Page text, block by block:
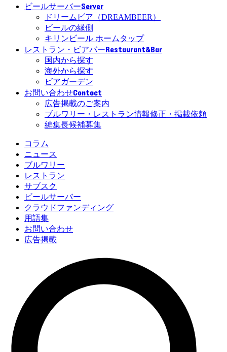
ビールサーバーServer
ドリームビア（DREAMBEER）
ビールの縁側
キリンビール ホームタップ
レストラン・ビアバーRestaurant&Bar
国内から探す
海外から探す
ビアガーデン
お問い合わせContact
広告掲載のご案内
ブルワリー・レストラン情報修正・掲載依頼
編集長候補募集
コラム
ニュース
ブルワリー
レストラン
サブスク
ビールサーバー
クラウドファンディング
用語集
お問い合わせ
広告掲載